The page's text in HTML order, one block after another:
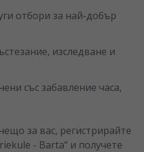
отбори за най-добър
изследване и
със забавление часа,
за вас, регистрирайте
- Barta“ и получете